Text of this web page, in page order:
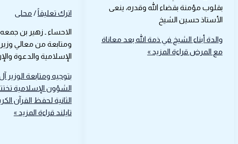
بقلوب مؤمنة بقضاء الله وقدره، ينعى
الأستاذ حسين الشيخ
والدة أبناء الشيخ في ذمة الله بعد معاناة
مع المرض قراءة المزيد »
اترك تعليقاً/ محلى
الاحساء ـ زهير بن جمعه
ومتابعة من معالي
الإسلامية والدعوة
بتوجيه ومتابعة الوزير
الشؤون الإسلامية
الثانية لحفظ القرآن
تايلند قراءة المزيد »